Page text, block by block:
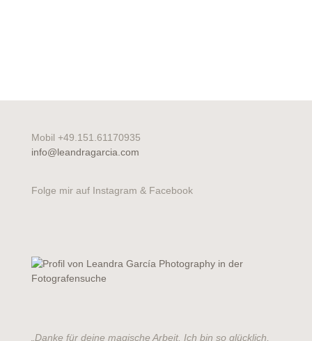
Mobil +49.151.61170935
info@leandragarcia.com
Folge mir auf Instagram & Facebook
„Danke für deine magische Arbeit. Ich bin so glücklich,